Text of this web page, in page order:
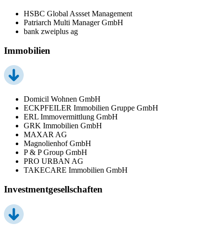
HSBC Global Assset Management
Patriarch Multi Manager GmbH
bank zweiplus ag
Immobilien
Domicil Wohnen GmbH
ECKPFEILER Immobilien Gruppe GmbH
ERL Immovermittlung GmbH
GRK Immobilien GmbH
MAXAR AG
Magnolienhof GmbH
P & P Group GmbH
PRO URBAN AG
TAKECARE Immobilien GmbH
Investmentgesellschaften